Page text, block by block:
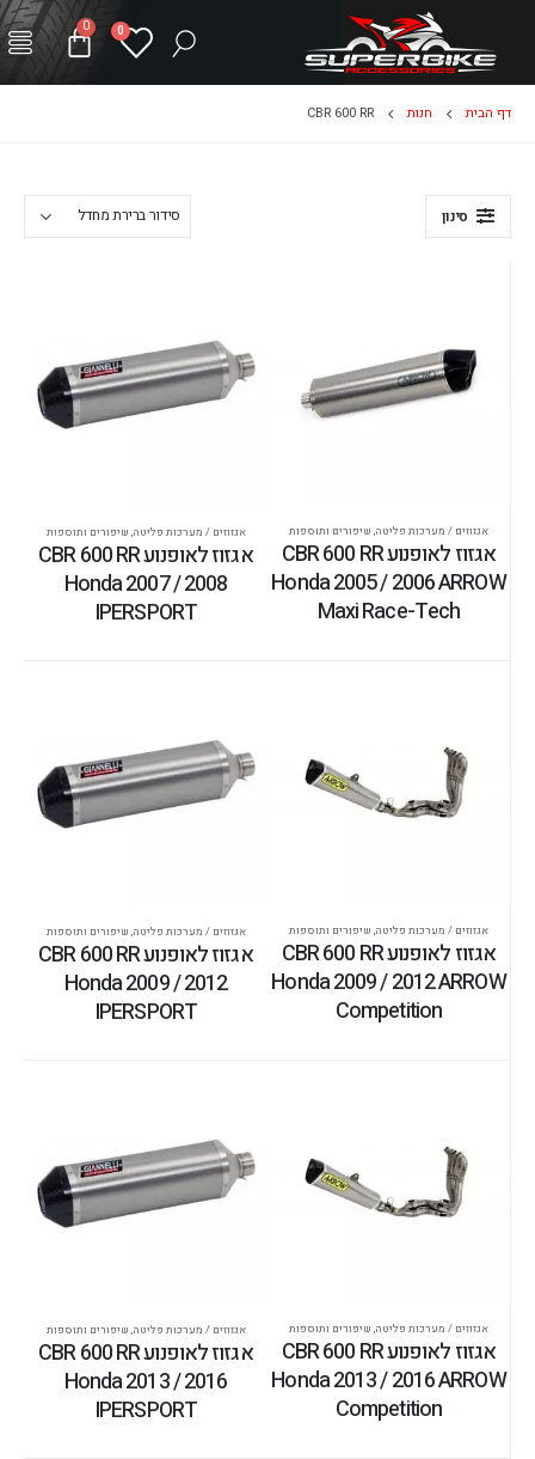
0
0
דף הבית חנות CBR 600 RR
סינון
אגזוזים / מערכות פליטה, שיפורים ותוספות
אגזוז לאופנוע CBR 600 RR
Honda 2005 / 2006 ARROW
Maxi Race-Tech
אגזוזים / מערכות פליטה, שיפורים ותוספות
אגזוז לאופנוע CBR 600 RR
Honda 2007 / 2008
IPERSPORT
אגזוזים / מערכות פליטה, שיפורים ותוספות
אגזוז לאופנוע CBR 600 RR
Honda 2009 / 2012 ARROW
Competition
אגזוזים / מערכות פליטה, שיפורים ותוספות
אגזוז לאופנוע CBR 600 RR
Honda 2009 / 2012
IPERSPORT
אגזוזים / מערכות פליטה, שיפורים ותוספות
אגזוז לאופנוע CBR 600 RR
Honda 2013 / 2016 ARROW
Competition
אגזוזים / מערכות פליטה, שיפורים ותוספות
אגזוז לאופנוע CBR 600 RR
Honda 2013 / 2016
IPERSPORT